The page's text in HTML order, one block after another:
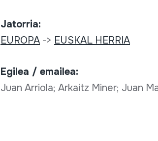
Jatorria:
EUROPA-> EUSKAL HERRIA
Egilea / emailea:
Juan Arriola; Arkaitz Miner; Juan